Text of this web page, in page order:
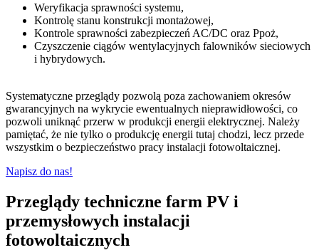
Weryfikacja sprawności systemu,
Kontrolę stanu konstrukcji montażowej,
Kontrole sprawności zabezpieczeń AC/DC oraz Ppoż,
Czyszczenie ciągów wentylacyjnych falowników sieciowych
i hybrydowych.
Systematyczne przeglądy pozwolą poza zachowaniem okresów
gwarancyjnych na wykrycie ewentualnych nieprawidłowości, co
pozwoli uniknąć przerw w produkcji energii elektrycznej. Należy
pamiętać, że nie tylko o produkcję energii tutaj chodzi, lecz przede
wszystkim o bezpieczeństwo pracy instalacji fotowoltaicznej.
Napisz do nas!
Przeglądy techniczne farm PV i
przemysłowych instalacji
fotowoltaicznych